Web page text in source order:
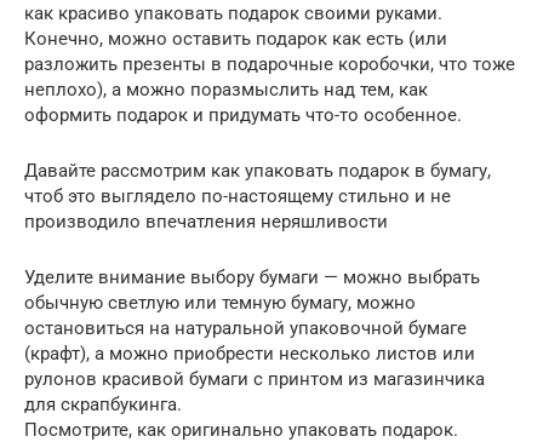
как красиво упаковать подарок своими руками.
Конечно, можно оставить подарок как есть (или
разложить презенты в подарочные коробочки, что тоже
неплохо), а можно поразмыслить над тем, как
оформить подарок и придумать что-то особенное.
Давайте рассмотрим как упаковать подарок в бумагу,
чтоб это выглядело по-настоящему стильно и не
производило впечатления неряшливости
Уделите внимание выбору бумаги — можно выбрать
обычную светлую или темную бумагу, можно
остановиться на натуральной упаковочной бумаге
(крафт), а можно приобрести несколько листов или
рулонов красивой бумаги с принтом из магазинчика
для скрапбукинга.
Посмотрите, как оригинально упаковать подарок.